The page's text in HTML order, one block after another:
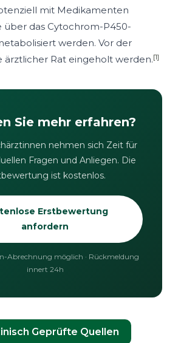
mit Medikamenten
über das Cytochrom-P450-
werden. Vor der
ärztlicher Rat eingeholt werden.[1]
Sie mehr erfahren?
nehmen sich Zeit für
Fragen und Anliegen. Die
ist kostenlos.
Erstbewertung
anfordern
Abrechnung möglich · Rückmeldung
innert 24h
Geprüfte Quellen